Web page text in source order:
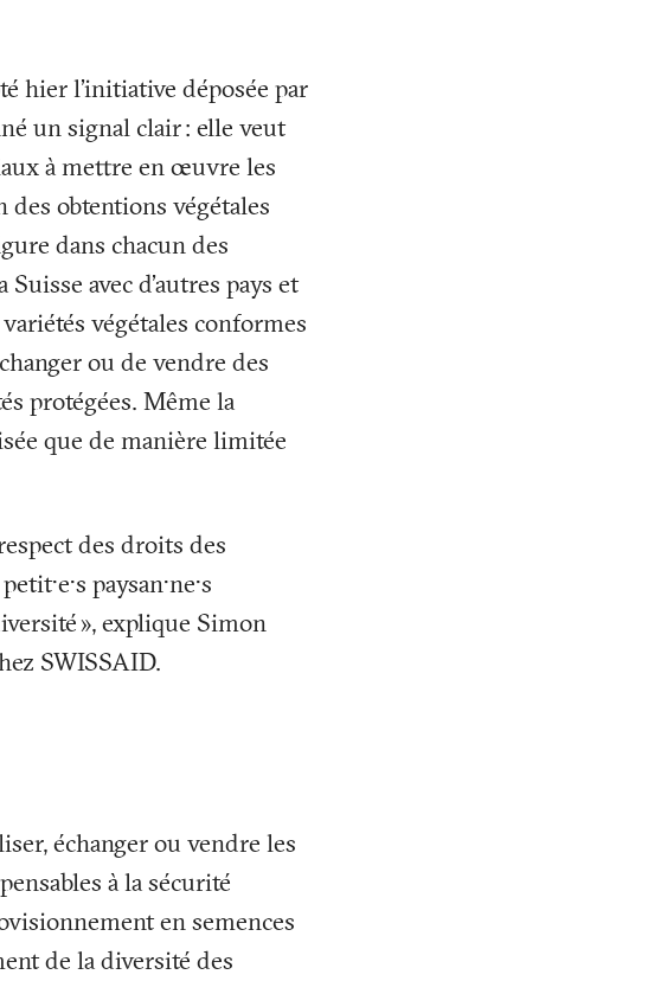
hier l’initiative déposée par
un signal clair: elle veut
à mettre en œuvre les
obtentions végétales
dans chacun des
avec d’autres pays et
végétales conformes
ou de vendre des
protégées. Même la
que de manière limitée
des droits des
paysan·ne·s
», explique Simon
SWISSAID.
échanger ou vendre les
à la sécurité
en semences
de la diversité des